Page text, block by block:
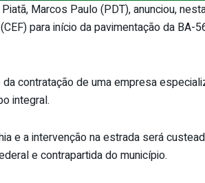
Marcos Paulo (PDT), anunciou,
para início da pavimentação da BA-
contratação de uma empresa
integral.
e a intervenção na estrada será
e contrapartida do município.